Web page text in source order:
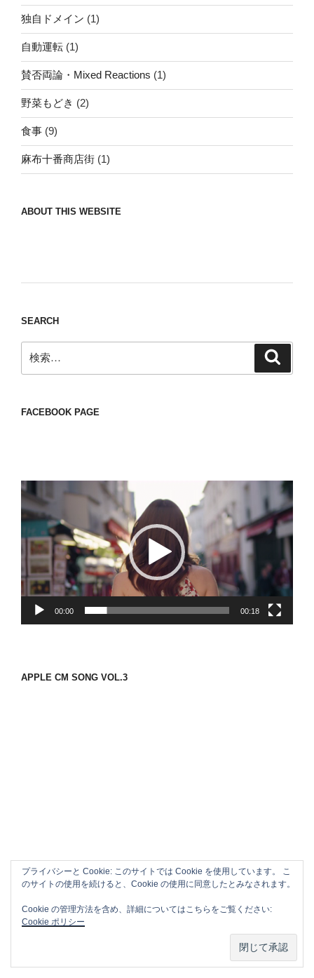
独自ドメイン (1)
自動運転 (1)
賛否両論・Mixed Reactions (1)
野菜もどき (2)
食事 (9)
麻布十番商店街 (1)
ABOUT THIS WEBSITE
SEARCH
索:
FACEBOOK PAGE
動
画
プ
レ
ー
ヤ
ー
00:00 00:18
APPLE CM SONG VOL.3
プライバシーと Cookie: このサイトでは Cookie を使用しています。 こ
のサイトの使用を続けると、Cookie の使用に同意したとみなされます。
Cookie の管理方法を含め、詳細についてはこちらをご覧ください:
Cookie ポリシー